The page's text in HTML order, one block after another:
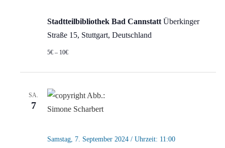
Stadtteilbibliothek Bad Cannstatt Überkinger
Straße 15, Stuttgart, Deutschland
5€ – 10€
SA.
7
Samstag, 7. September 2024 / Uhrzeit: 11:00